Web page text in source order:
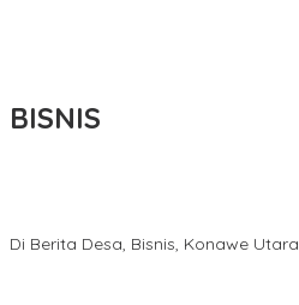
BISNIS
Di Berita Desa, Bisnis, Konawe Utara